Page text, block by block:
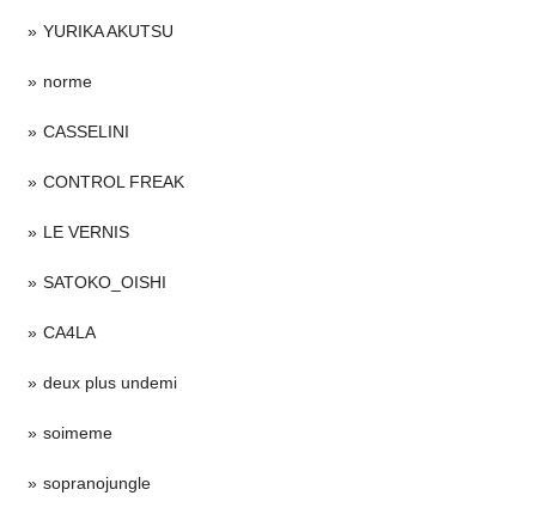
YURIKA AKUTSU
norme
CASSELINI
CONTROL FREAK
LE VERNIS
SATOKO_OISHI
CA4LA
deux plus undemi
soimeme
sopranojungle